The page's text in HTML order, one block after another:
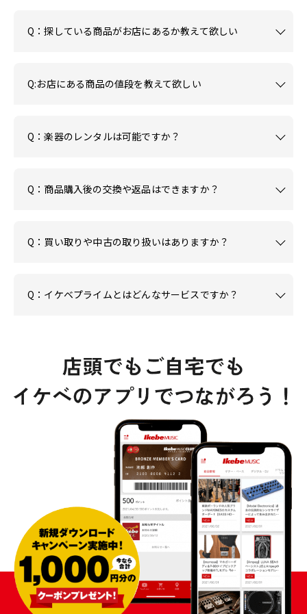
Q：探している商品がお店にあるか教えて欲しい
Q:お店にある商品の値段を教えて欲しい
Q：楽器のレンタルは可能ですか？
Q：商品購入後の交換や返品はできますか？
Q：買い取りや中古の取り扱いはありますか？
Q：イケベプライムとはどんなサービスですか？